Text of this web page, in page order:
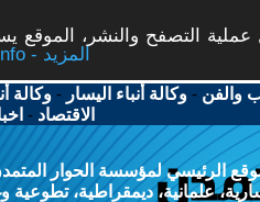
التصفح والنشر، الموقع
More info - المزيد
والفن -وكالة أنباء اليسار -وكالة
الاقتصاد -
الرئيسي لمؤسسة الحوار
علمانية، ديمقراطية، تطوعية